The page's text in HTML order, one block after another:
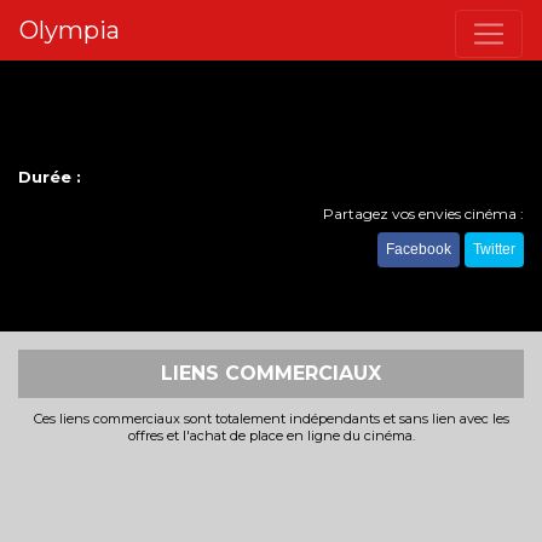
Olympia
Durée :
Partagez vos envies cinéma :
Facebook Twitter
LIENS COMMERCIAUX
Ces liens commerciaux sont totalement indépendants et sans lien avec les
offres et l'achat de place en ligne du cinéma.